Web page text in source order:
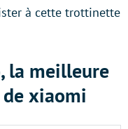
à cette trottinette
la meilleure
xiaomi